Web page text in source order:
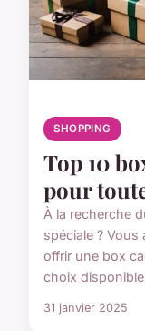
SHOPPING
Top 10
pour
À la recherche
spéciale ?
offrir une box
choix
31 janvier 2025